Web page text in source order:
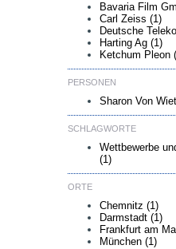
Bavaria Film
Carl Zeiss (1)
Deutsche
Harting Ag (1)
Ketchum Pleon
PERSONEN
Sharon Von
SCHLAGWORTE
Wettbewerbe
(1)
ORTE
Chemnitz (1)
Darmstadt (1)
Frankfurt am
München (1)